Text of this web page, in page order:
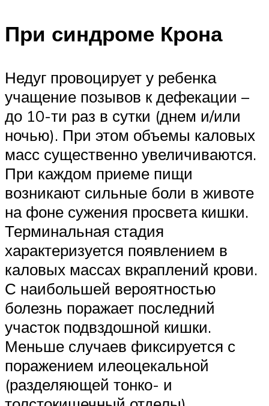
При синдроме Крона
Недуг провоцирует у ребенка
учащение позывов к дефекации –
до 10-ти раз в сутки (днем и/или
ночью). При этом объемы каловых
масс существенно увеличиваются.
При каждом приеме пищи
возникают сильные боли в животе
на фоне сужения просвета кишки.
Терминальная стадия
характеризуется появлением в
каловых массах вкраплений крови.
С наибольшей вероятностью
болезнь поражает последний
участок подвздошной кишки.
Меньше случаев фиксируется с
поражением илеоцекальной
(разделяющей тонко- и